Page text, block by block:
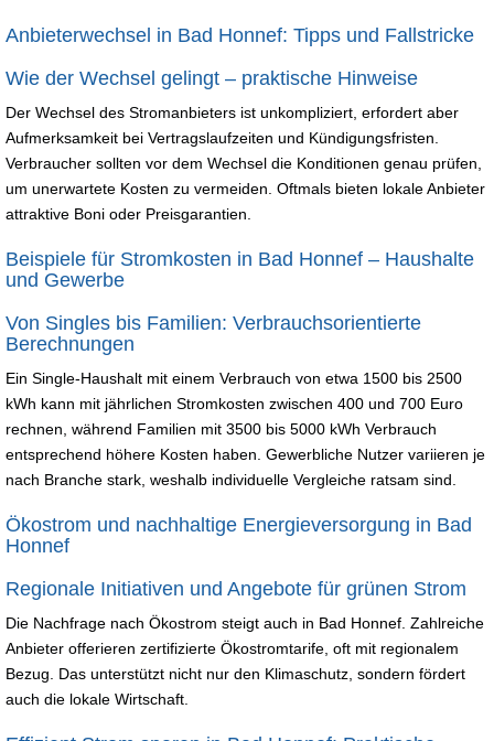
Anbieterwechsel in Bad Honnef: Tipps und Fallstricke
Wie der Wechsel gelingt – praktische Hinweise
Der Wechsel des Stromanbieters ist unkompliziert, erfordert aber
Aufmerksamkeit bei Vertragslaufzeiten und Kündigungsfristen.
Verbraucher sollten vor dem Wechsel die Konditionen genau prüfen,
um unerwartete Kosten zu vermeiden. Oftmals bieten lokale Anbieter
attraktive Boni oder Preisgarantien.
Beispiele für Stromkosten in Bad Honnef – Haushalte
und Gewerbe
Von Singles bis Familien: Verbrauchsorientierte
Berechnungen
Ein Single-Haushalt mit einem Verbrauch von etwa 1500 bis 2500
kWh kann mit jährlichen Stromkosten zwischen 400 und 700 Euro
rechnen, während Familien mit 3500 bis 5000 kWh Verbrauch
entsprechend höhere Kosten haben. Gewerbliche Nutzer variieren je
nach Branche stark, weshalb individuelle Vergleiche ratsam sind.
Ökostrom und nachhaltige Energieversorgung in Bad
Honnef
Regionale Initiativen und Angebote für grünen Strom
Die Nachfrage nach Ökostrom steigt auch in Bad Honnef. Zahlreiche
Anbieter offerieren zertifizierte Ökostromtarife, oft mit regionalem
Bezug. Das unterstützt nicht nur den Klimaschutz, sondern fördert
auch die lokale Wirtschaft.